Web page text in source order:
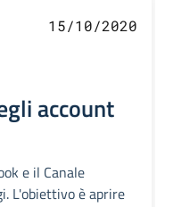
15/10/2020
account
e il Canale
L'obiettivo è aprire